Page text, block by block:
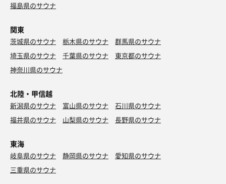
福島県のサウナ
関東
茨城県のサウナ 栃木県のサウナ
群馬県のサウナ
埼玉県のサウナ
千葉県のサウナ
東京都のサウナ
神奈川県のサウナ
北陸・甲信越
新潟県のサウナ 富山県のサウナ
石川県のサウナ
福井県のサウナ
山梨県のサウナ 長野県のサウナ
東海
岐阜県のサウナ 静岡県のサウナ
愛知県のサウナ
三重県のサウナ